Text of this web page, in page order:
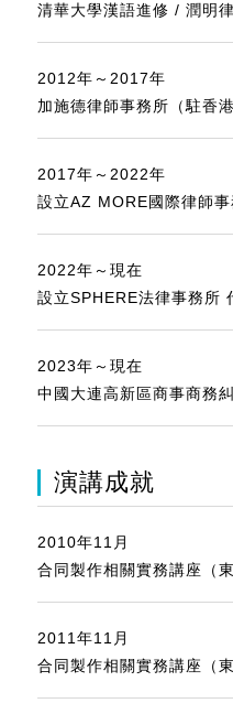
清華大學漢語進修 / 潤明
2012年～2017年
加施德律師事務所（駐香
2017年～2022年
設立AZ MORE國際律師
2022年～現在
設立SPHERE法律事務所
2023年～現在
中國大連高新區商事商務
演講成就
2010年11月
合同製作相關實務講座（
2011年11月
合同製作相關實務講座（